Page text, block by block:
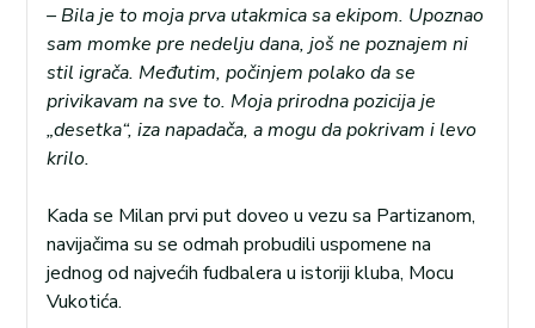
– Bila je to moja prva utakmica sa ekipom. Upoznao
sam momke pre nedelju dana, još ne poznajem ni
stil igrača. Međutim, počinjem polako da se
privikavam na sve to. Moja prirodna pozicija je
„desetka“, iza napadača, a mogu da pokrivam i levo
krilo.
Kada se Milan prvi put doveo u vezu sa Partizanom,
navijačima su se odmah probudili uspomene na
jednog od najvećih fudbalera u istoriji kluba, Mocu
Vukotića.